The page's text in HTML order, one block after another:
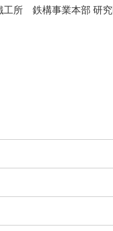
工所 鉄構事業本部